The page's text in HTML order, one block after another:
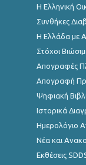
Η Ελληνική
Συνθήκες
Η Ελλάδα με
Στόχοι
Απογραφές
Απογραφή
Ψηφιακή
Ιστορικά
Ημερολόγιο
Νέα και
Εκθέσεις